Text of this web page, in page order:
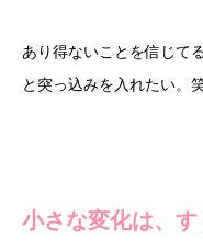
あり得ないことを信じて
と突っ込みを入れたい。
小さな変化は、す